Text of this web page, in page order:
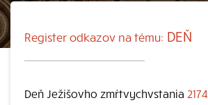
Register odkazov na tému: DEŇ
Deň Ježišovho zmŕtvychvstania 2174